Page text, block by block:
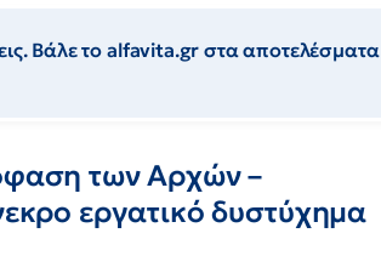
Βάλε το alfavita.gr στα αποτελέσματα
των Αρχών –
εργατικό δυστύχημα